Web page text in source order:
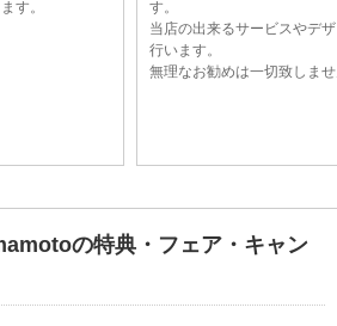
す。
す。
当店の出来るサービスやデ
行います。
無理なお勧めは一切致しま
の特典・フェア・キャン